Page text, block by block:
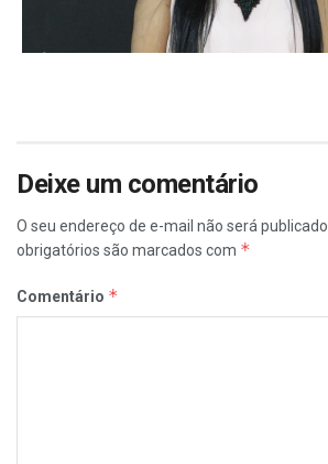
Deixe um comentário
O seu endereço de e-mail não será publicado.
obrigatórios são marcados com *
Comentário *